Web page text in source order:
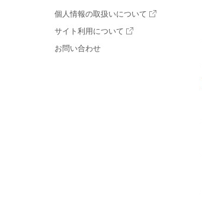
個人情報の取扱いについて
サイト利用について
お問い合わせ